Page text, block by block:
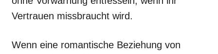
Vertrauen missbraucht wird.
Wenn eine romantische Beziehung von